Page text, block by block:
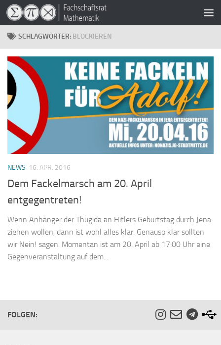
Zum Inhalt springen
SCHLAGWÖRTER: BLOCKIEREN
NEWS 16. APR. 2016
Dem Fackelmarsch am 20. April
entgegentreten!
Wenn Anhänger der Thügida an Hitlers Geburtstag durch Jena
ziehen wollen, dann ist wohl alles klar. Genauso klar sollten
wir Nein! sagen. Momentan ist am 20. April ab 17:00 Uhr eine
Gegenveranstaltung auf dem...
FOLGEN: